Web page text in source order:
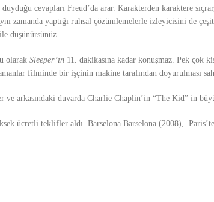
cevapları Freud’da arar. Karakterden karaktere
zamanda yaptığı ruhsal çözümlemelerle izleyicisini de
düşünürsünüz.
olarak Sleeper’ın 11. dakikasına kadar konuşmaz. Pek çok
filminde bir işçinin makine tarafından doyurulması
arkasındaki duvarda Charlie Chaplin’in “The Kid” in
ücretli teklifler aldı. Barselona Barselona (2008),